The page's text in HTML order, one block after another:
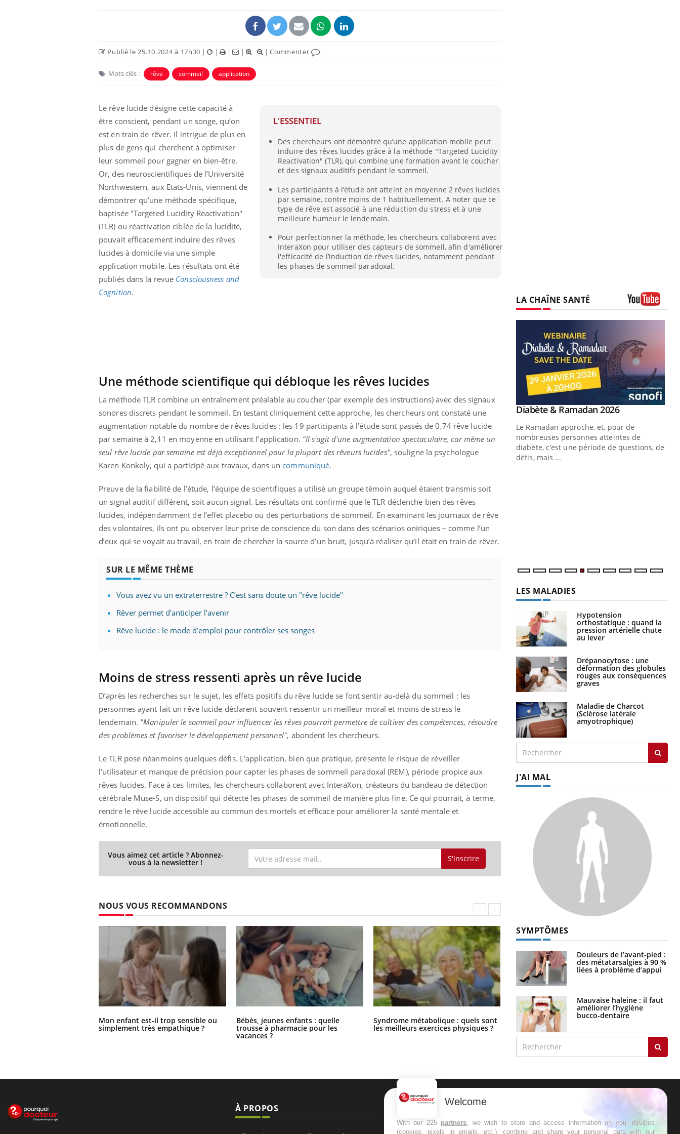
Publié le 25.10.2024 à 17h30 | | | | |Commenter
Mots clés : rêve sommeil application
L'ESSENTIEL
Des chercheurs ont démontré qu’une application mobile peut
induire des rêves lucides grâce à la méthode "Targeted Lucidity
Reactivation" (TLR), qui combine une formation avant le coucher
et des signaux auditifs pendant le sommeil.
Les participants à l’étude ont atteint en moyenne 2 rêves lucides
par semaine, contre moins de 1 habituellement. A noter que ce
type de rêve est associé à une réduction du stress et à une
meilleure humeur le lendemain.
Pour perfectionner la méthode, les chercheurs collaborent avec
InteraXon pour utiliser des capteurs de sommeil, afin d'améliorer
l'efficacité de l’induction de rêves lucides, notamment pendant
les phases de sommeil paradoxal.
Le rêve lucide désigne cette capacité à
être conscient, pendant un songe, qu’on
est en train de rêver. Il intrigue de plus en
plus de gens qui cherchent à optimiser
leur sommeil pour gagner en bien-être.
Or, des neuroscientifiques de l’Université
Northwestern, aux Etats-Unis, viennent de
démontrer qu’une méthode spécifique,
baptisée "Targeted Lucidity Reactivation"
(TLR) ou réactivation ciblée de la lucidité,
pouvait efficacement induire des rêves
lucides à domicile via une simple
application mobile. Les résultats ont été
publiés dans la revue Consciousness and
Cognition.
Une méthode scientifique qui débloque les rêves lucides
La méthode TLR combine un entraînement préalable au coucher (par exemple des instructions) avec des signaux
sonores discrets pendant le sommeil. En testant cliniquement cette approche, les chercheurs ont constaté une
augmentation notable du nombre de rêves lucides : les 19 participants à l’étude sont passés de 0,74 rêve lucide
par semaine à 2,11 en moyenne en utilisant l’application. "Il s'agit d'une augmentation spectaculaire, car même un
seul rêve lucide par semaine est déjà exceptionnel pour la plupart des rêveurs lucides", souligne la psychologue
Karen Konkoly, qui a participé aux travaux, dans un communiqué.
Preuve de la fiabilité de l’étude, l’équipe de scientifiques a utilisé un groupe témoin auquel étaient transmis soit
un signal auditif différent, soit aucun signal. Les résultats ont confirmé que le TLR déclenche bien des rêves
lucides, indépendamment de l’effet placebo ou des perturbations de sommeil. En examinant les journaux de rêve
des volontaires, ils ont pu observer leur prise de conscience du son dans des scénarios oniriques – comme l’un
d’eux qui se voyait au travail, en train de chercher la source d’un bruit, jusqu’à réaliser qu’il était en train de rêver.
SUR LE MÊME THÈME
Vous avez vu un extraterrestre ? C’est sans doute un "rêve lucide"
Rêver permet d'anticiper l'avenir
Rêve lucide : le mode d’emploi pour contrôler ses songes
Moins de stress ressenti après un rêve lucide
D’après les recherches sur le sujet, les effets positifs du rêve lucide se font sentir au-delà du sommeil : les
personnes ayant fait un rêve lucide déclarent souvent ressentir un meilleur moral et moins de stress le
lendemain. "Manipuler le sommeil pour influencer les rêves pourrait permettre de cultiver des compétences, résoudre
des problèmes et favoriser le développement personnel", abondent les chercheurs.
Le TLR pose néanmoins quelques défis. L’application, bien que pratique, présente le risque de réveiller
l’utilisateur et manque de précision pour capter les phases de sommeil paradoxal (REM), période propice aux
rêves lucides. Face à ces limites, les chercheurs collaborent avec InteraXon, créateurs du bandeau de détection
cérébrale Muse-S, un dispositif qui détecte les phases de sommeil de manière plus fine. Ce qui pourrait, à terme,
rendre le rêve lucide accessible au commun des mortels et efficace pour améliorer la santé mentale et
émotionnelle.
Vous aimez cet article ? Abonnez-
vous à la newsletter ! S'inscrire
NOUS VOUS RECOMMANDONS
Mon enfant est-il trop sensible ou
simplement très empathique ?
Bébés, jeunes enfants : quelle
trousse à pharmacie pour les
vacances ?
Syndrome métabolique : quels sont
les meilleurs exercices physiques ?
Comment éviter une otite pendant
les vacances ?
LA CHAÎNE SANTÉ
Carence en fer : comprendre pour
Youtube
Fatigue, irritabilité, brouillard mental ou
même alopécie… Les symptômes de la
carence en fer sont multiples ce qui la rend
Youtube
Insuline & Charge mentale : et si on
osait en parler??Youtube
En 2026, l'insuline dans le diabète de type 2
reste entourée d'idées reçues chez les
patients comme parfois chez les soignants.
Youtube
Eczéma Chronique des Mains : se
préparer pour l’été !Youtube
L'été arrive… et avec lui, un tout nouveau
rythme de vie ! Vacances, plage, piscine,
soleil, activités en plein air… Nos mains
Youtube
Diabète & Ramadan 2026Youtube
Le Ramadan approche, et, pour de
nombreuses personnes atteintes de
diabète, c'est une période de questions, de
défis, mais ...
LES MALADIES
Hypotension
orthostatique : quand la
pression artérielle chute
au lever
Drépanocytose : une
déformation des globules
rouges aux conséquences
graves
Maladie de Charcot
(Sclérose latérale
amyotrophique)
J'AI MAL
SYMPTÔMES
Douleurs de l’avant-pied :
des métatarsalgies à 90 %
liées à problème d’appui
Mauvaise haleine : il faut
améliorer l’hygiène
bucco-dentaire
À PROPOS NEWSLETTER
Welcome
With our 225 partners, we wish to store and access information on your devices
(cookies, pixels in emails, etc.), combine and share your personal data with our